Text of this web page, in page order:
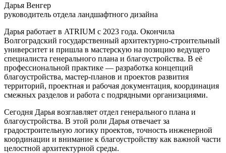
Дарья Венгер
руководитель отдела ландшафтного дизайна
Дарья работает в ATRIUM с 2023 года. Окончила
Волгоградский государственный архитектурно-строительный
университет и пришла в мастерскую на позицию ведущего
специалиста генерального плана и благоустройства. В её
профессиональной практике — разработка концепций
благоустройства, мастер-планов и проектов развития
территорий, проектная и рабочая документация, координация
смежных разделов и работа с подрядными организациями.
Сегодня Дарья возглавляет отдел генерального плана и
благоустройства. В этой роли Дарья отвечает за
градостроительную логику проектов, точность инженерной
координации и внимание к благоустройству как важной части
целостной архитектурной среды.